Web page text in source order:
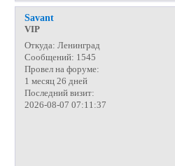
Savant
VIP
Откуда: Ленинград
Сообщений: 1545
Провел на форуме:
1 месяц 26 дней
Последний визит:
2026-08-07 07:11:37